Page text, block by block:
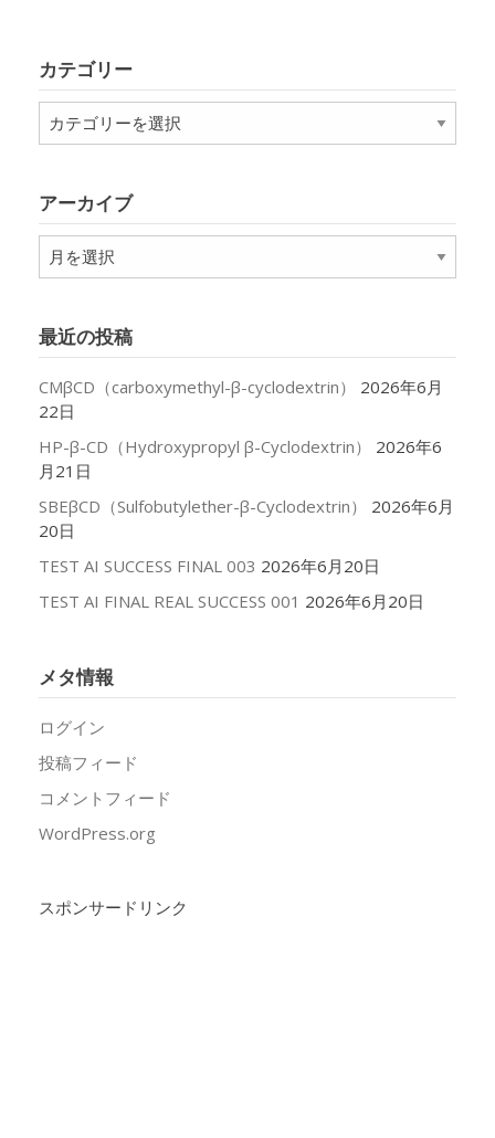
カテゴリー
テ
ー
アーカイブ
ア
ー
ブ
最近の投稿
CMβCD（carboxymethyl-β-cyclodextrin）
2026年6月
22日
HP-β-CD（Hydroxypropyl β-Cyclodextrin）
2026年6
月21日
SBEβCD（Sulfobutylether-β-Cyclodextrin）
2026年6月
20日
TEST AI SUCCESS FINAL 003 2026年6月20日
TEST AI FINAL REAL SUCCESS 001 2026年6月20日
メタ情報
ログイン
投稿フィード
コメントフィード
WordPress.org
スポンサードリンク